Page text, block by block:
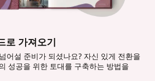
로 가져오기
어설 준비가 되셨나요? 자신 있게 전환을
성공을 위한 토대를 구축하는 방법을